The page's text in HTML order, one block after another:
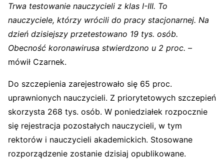
Trwa testowanie nauczycieli z klas I-III. To
nauczyciele, którzy wrócili do pracy stacjonarnej. Na
dzień dzisiejszy przetestowano 19 tys. osób.
Obecność koronawirusa stwierdzono u 2 proc. –
mówił Czarnek.
Do szczepienia zarejestrowało się 65 proc.
uprawnionych nauczycieli. Z priorytetowych szczepień
skorzysta 268 tys. osób. W poniedziałek rozpocznie
się rejestracja pozostałych nauczycieli, w tym
rektorów i nauczycieli akademickich. Stosowane
rozporządzenie zostanie dzisiaj opublikowane.